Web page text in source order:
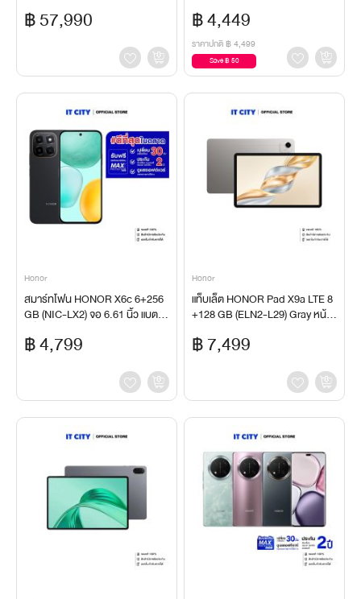
฿ 57,990 ฿ 4,449
ราคาปกติ ฿ 4,499
Save ฿ 50
Honor
สมาร์ทโฟน HONOR X6c 6+256
GB (NIC-LX2) จอ 6.61 นิ้ว แบตเต
฿ 4,799
Honor
แท็บเล็ต HONOR Pad X9a LTE 8
+128 GB (ELN2-L29) Gray หน้าจ
บตเตอรี่ 8,300 mAh
฿ 7,499